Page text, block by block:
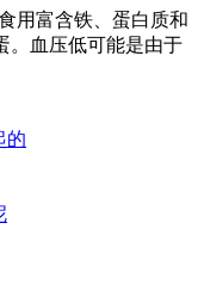
用富含铁、蛋白质和
。血压低可能是由于
的